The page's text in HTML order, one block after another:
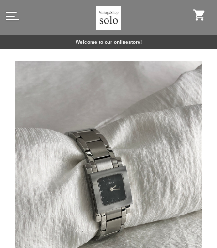
Welcome to our onlinestore!